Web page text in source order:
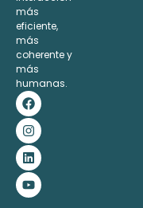
más
eficiente,
más
coherente y
más
humanas.
F
a
c
e
b
o
o
k
I
n
s
t
a
g
r
a
m
L
i
n
k
e
d
i
n
Y
o
u
t
u
b
e